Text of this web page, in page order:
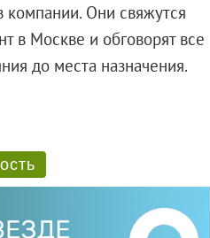
компании. Они свяжутся
в Москве и обговорят все
до места назначения.